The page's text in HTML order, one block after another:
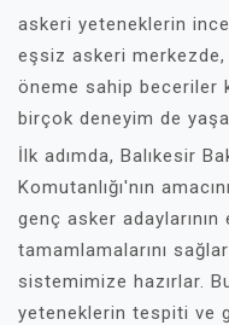
askeri yeteneklerin
eşsiz askeri
öneme sahip beceriler
birçok deneyim de
İlk adımda, Balıkesir
Komutanlığı'nın
genç asker
tamamlamalarını
sistemimize hazırlar.
yeteneklerin tespiti ve